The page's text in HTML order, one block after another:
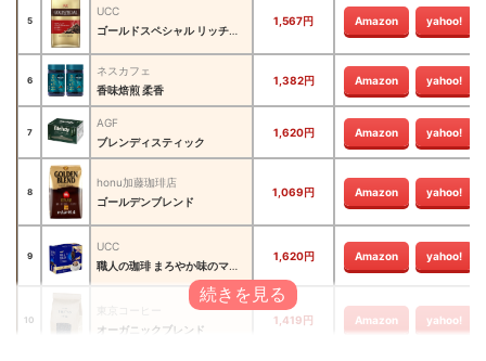
5
UCC
ゴールドスペシャル リッチブレンド
1,567円 Amazon yahoo!
6
ネスカフェ
香味焙煎 柔香
1,382円 Amazon yahoo!
7
AGF
ブレンディスティック
1,620円 Amazon yahoo!
8
honu加藤珈琲店
ゴールデンブレンド
1,069円 Amazon yahoo!
9
UCC
職人の珈琲 まろやか味のマイルドブレンド
1,620円 Amazon yahoo!
10
オーガニックブレンド
1,419円 Amazon yahoo!